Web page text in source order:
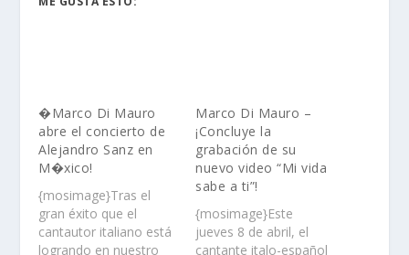
�Marco Di Mauro
abre el concierto de
Alejandro Sanz en
M�xico!
{mosimage}Tras el
gran éxito que el
cantautor italiano está
logrando en nuestro
Marco Di Mauro –
¡Concluye la
grabación de su
nuevo video “Mi vida
sabe a ti”!
{mosimage}Este
jueves 8 de abril, el
cantante italo-español